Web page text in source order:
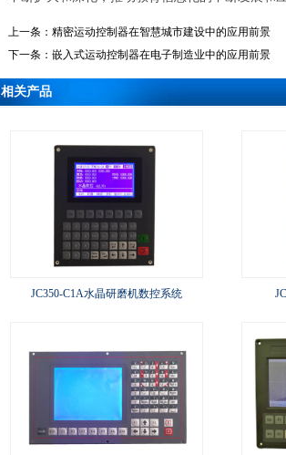
上一条：精密运动控制器在智慧城市建设中的应用前景
下一条：嵌入式运动控制器在电子制造业中的应用前景
相关产品
JC350-C1A水晶研磨机数控系统